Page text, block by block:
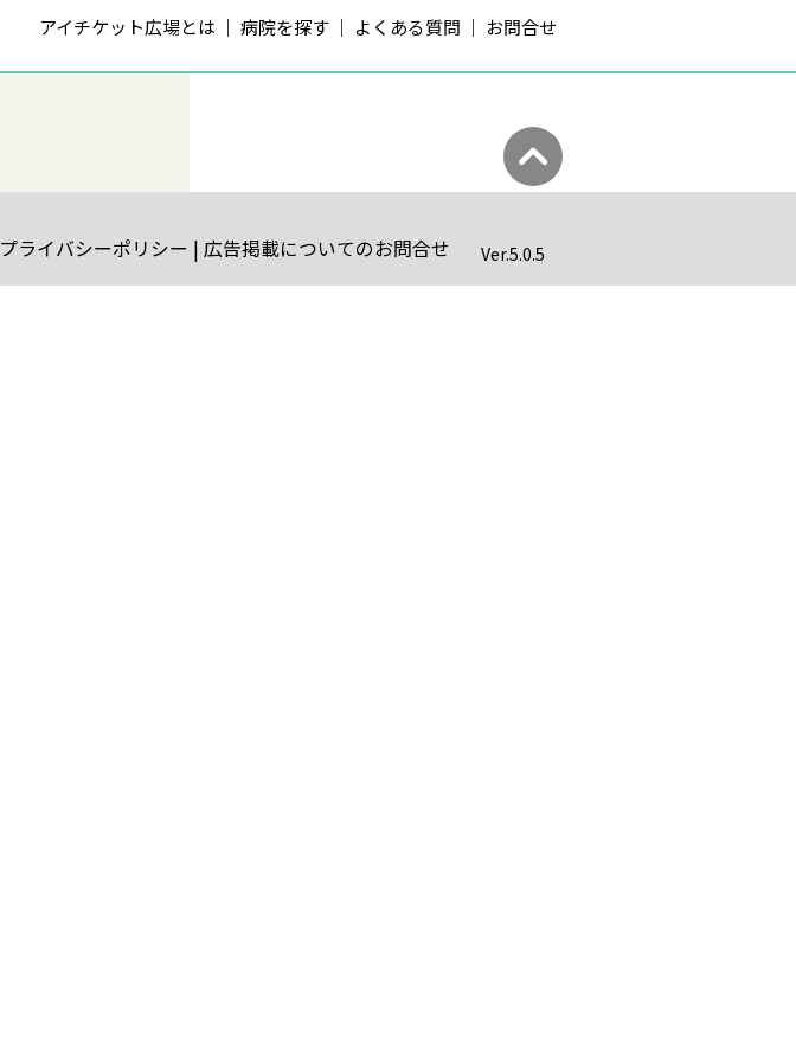
アイチケット広場とは 病院を探す よくある質問 お問合せ
プライバシーポリシー 広告掲載についてのお問合せ Ver.5.0.5